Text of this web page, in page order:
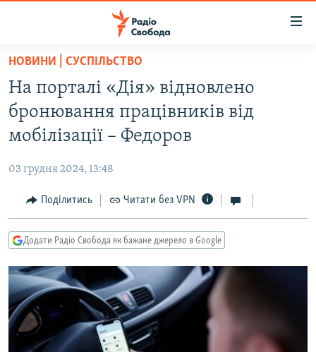
Перейти
основного
матеріалу
Перейти
до
основної
навігації
Перейти
до
пошуку
ВСЕ ЗА ДОБУ
СТАТТІ
ЕКОНОМІКА
СУСПІЛЬСТВО
УКРАЇНА
СВІТ
РОСІЙСЬКА «ФІЛЬТРАЦІЯ»
ДОНБАС.РЕАЛІЇ
ТИ ЯК?
СХЕМИ
ПРИАЗОВ’Я
КИТАЙ.ВИКЛИКИ
НОВИНИ | СУСПІЛЬСТВО
На порталі «Дія» відновлено
бронювання працівників від
мобілізації – Федоров
03 грудня 2024, 13:48
Поділитись Читати без VPN
Додати Радіо Свобода як бажане джерело в Google